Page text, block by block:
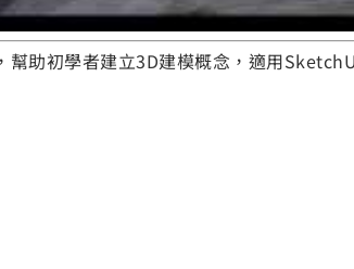
助初學者建立3D建模概念，適用